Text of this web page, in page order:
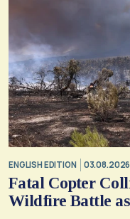
ENGLISH EDITION
Fatal Copter
Wildfire Battle